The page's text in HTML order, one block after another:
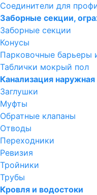
Соединители для
Заборные секции,
Заборные секции
Конусы
Парковочные барьеры
Таблички мокрый пол
Канализация наружная
Заглушки
Муфты
Обратные клапаны
Отводы
Переходники
Ревизия
Тройники
Трубы
Кровля и водостоки